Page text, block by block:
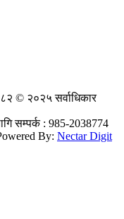
© २०२५ सर्वाधिकार
सम्पर्क : 985-2038774
By: Nectar Digit